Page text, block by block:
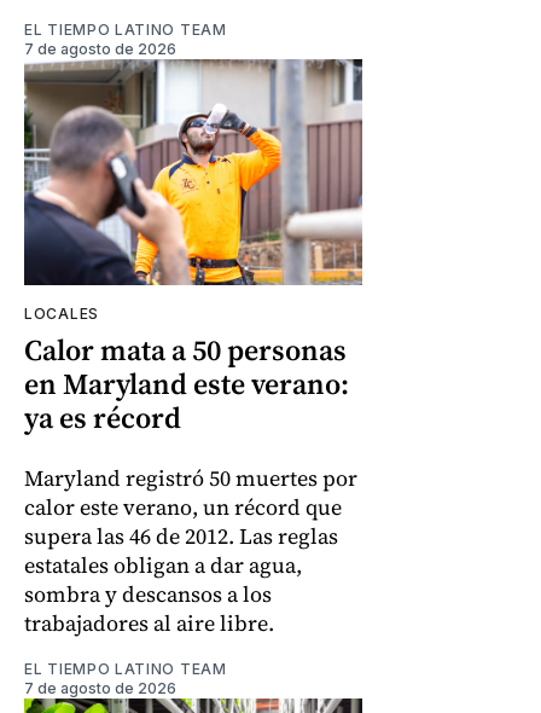
EL TIEMPO LATINO TEAM
7 de agosto de 2026
LOCALES
Calor mata a 50 personas
en Maryland este verano:
ya es récord
Maryland registró 50 muertes por
calor este verano, un récord que
supera las 46 de 2012. Las reglas
estatales obligan a dar agua,
sombra y descansos a los
trabajadores al aire libre.
EL TIEMPO LATINO TEAM
7 de agosto de 2026